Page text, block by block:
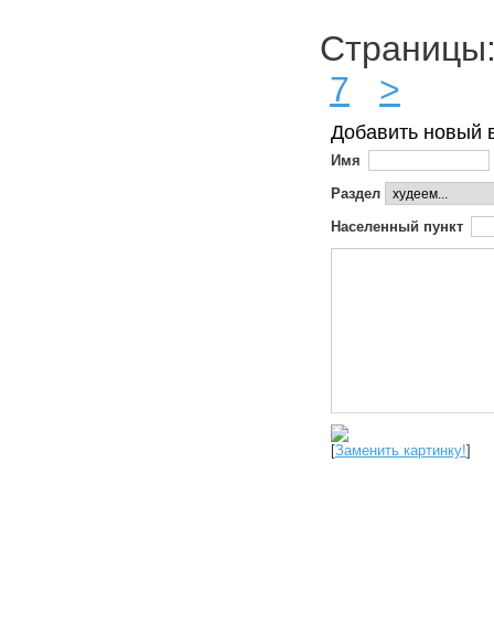
7
>
Добавить новый
Имя
Раздел
Населенный пункт
[Заменить картинку!]